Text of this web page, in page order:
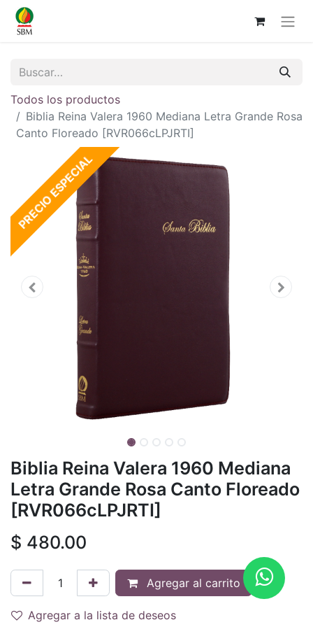
Todos los productos
Biblia Reina Valera 1960 Mediana Letra Grande Rosa
Canto Floreado [RVR066cLPJRTI]
PRECIO ESPECIAL
Biblia Reina Valera 1960 Mediana
Letra Grande Rosa Canto Floreado
[RVR066cLPJRTI]
$ 480.00
Agregar al carrito
Agregar a la lista de deseos